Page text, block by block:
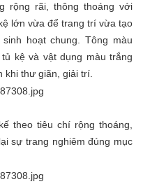
rộng rãi, thông thoáng với
lớn vừa để trang trí vừa tạo
hoạt chung. Tông màu
kệ và vật dụng màu trắng
khi thư giãn, giải trí.
theo tiêu chí rộng thoáng,
sự trang nghiêm đúng mục